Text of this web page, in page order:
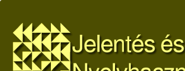
Main
Content
Sidebar